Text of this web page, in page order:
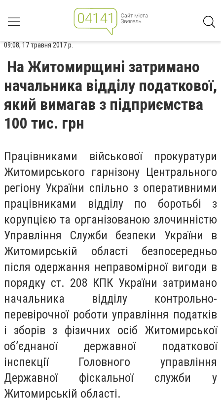
09:08, 17 травня 2017 р.
На Житомирщині затримано
начальника відділу податкової,
який вимагав з підприємства
100 тис. грн
Працівниками військової прокуратури
Житомирського гарнізону Центрального
регіону України спільно з оперативними
працівниками відділу по боротьбі з
корупцією та організованою злочинністю
Управління Служби безпеки України в
Житомирській області безпосередньо
після одержання неправомірної вигоди в
порядку ст. 208 КПК України затримано
начальника відділу контрольно-
перевірочної роботи управління податків
і зборів з фізичних осіб Житомирської
об’єднаної державної податкової
інспекції Головного управління
Державної фіскальної служби у
Житомирській області.